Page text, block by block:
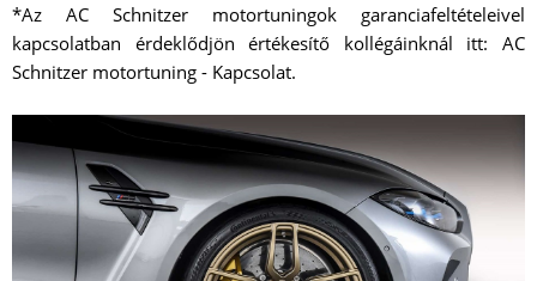
*Az AC Schnitzer motortuningok garanciafeltételeivel
kapcsolatban érdeklődjön értékesítő kollégáinknál itt: AC
Schnitzer motortuning - Kapcsolat.